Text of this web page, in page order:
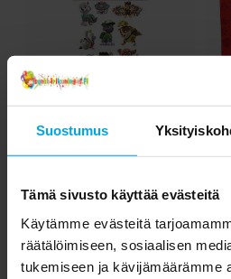
Suostumus
Tämä sivusto käyttää evästeitä
Käytämme evästeitä
räätälöimiseen, sosiaalisen
tukemiseen ja kävijämäärämme
Ryhmä Hau - Lasten
tatuoinnit 12 kpl
Hinta:2,69 €
2,69 €
OSTA